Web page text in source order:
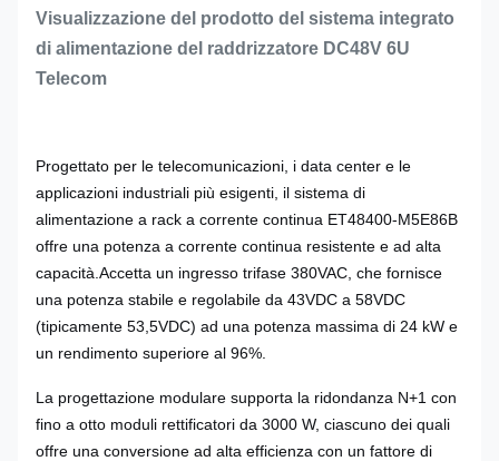
Visualizzazione del prodotto del sistema integrato
di alimentazione del raddrizzatore DC48V 6U
Telecom
Progettato per le telecomunicazioni, i data center e le
applicazioni industriali più esigenti, il sistema di
alimentazione a rack a corrente continua ET48400-M5E86B
offre una potenza a corrente continua resistente e ad alta
capacità.Accetta un ingresso trifase 380VAC, che fornisce
una potenza stabile e regolabile da 43VDC a 58VDC
(tipicamente 53,5VDC) ad una potenza massima di 24 kW e
un rendimento superiore al 96%.
La progettazione modulare supporta la ridondanza N+1 con
fino a otto moduli rettificatori da 3000 W, ciascuno dei quali
offre una conversione ad alta efficienza con un fattore di